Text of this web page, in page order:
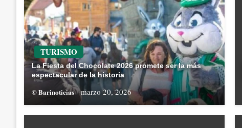
TURISMO
La Fiesta del Chocolate 2026 promete ser la más
espectacular de la historia
© Barinoticias marzo 20, 2026